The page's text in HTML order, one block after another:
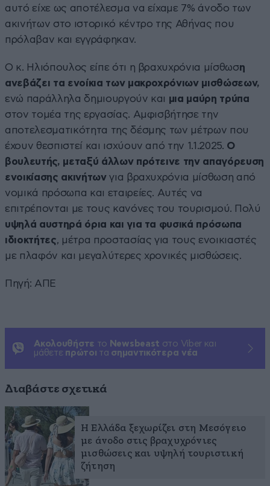
αυτό είχε ως αποτέλεσμα να είχαμε 7% άνοδο των
ακινήτων στο ιστορικό κέντρο της Αθήνας που
πρόλαβαν και εγγράφηκαν.
Ο κ. Ηλιόπουλος είπε ότι η βραχυχρόνια μίσθωση
ανεβάζει τα ενοίκια των μακροχρόνιων μισθώσεων,
ενώ παράλληλα δημιουργούν και μια μαύρη τρύπα
στον τομέα της εργασίας. Αμφισβήτησε την
αποτελεσματικότητα της δέσμης των μέτρων που
έχουν θεσπιστεί και ισχύουν από την 1.1.2025. Ο
βουλευτής, μεταξύ άλλων πρότεινε την απαγόρευση
ενοικίασης ακινήτωνγια βραχυχρόνια μίσθωση από
νομικά πρόσωπα και εταιρείες. Αυτές να
επιτρέπονται με τους κανόνες του τουρισμού. Πολύ
υψηλά αυστηρά όρια και για τα φυσικά πρόσωπα
ιδιοκτήτες, μέτρα προστασίας για τους ενοικιαστές
με πλαφόν και μεγαλύτερες χρονικές μισθώσεις.
Πηγή: ΑΠΕ
Ακολουθήστε το Newsbeast στο Viber και
μάθετε πρώτοι τα σημαντικότερα νέα
Διαβάστε σχετικά
Η Ελλάδα ξεχωρίζει στη Μεσόγειο
με άνοδο στις βραχυχρόνιες
μισθώσεις και υψηλή τουριστική
ζήτηση